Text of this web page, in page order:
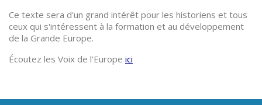
Ce texte sera d'un grand intérêt pour les historiens et tous
ceux qui s'intéressent à la formation et au développement
de la Grande Europe.
Écoutez les Voix de l'Europe ici